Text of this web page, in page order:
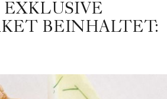
EXKLUSIVE
BEINHALTET: